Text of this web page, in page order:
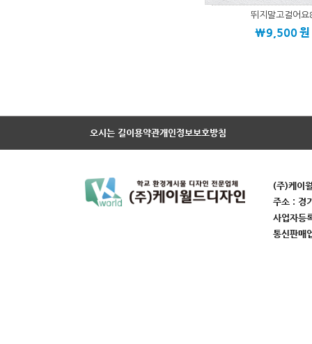
뛰지말고걸어요
\9,500원
오시는 길이용약관개인정보보호방침
(주)케이
주소 : 경
사업자
통신판매